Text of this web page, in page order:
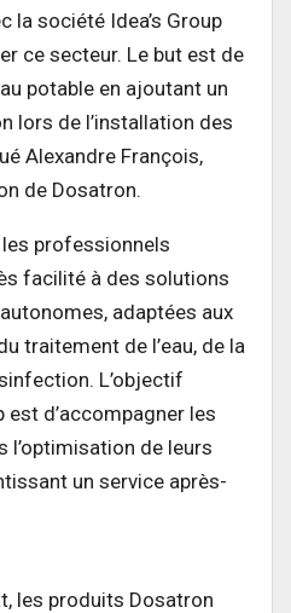
la société Idea’s Group
ce secteur. Le but est de
potable en ajoutant un
lors de l’installation des
Alexandre François,
de Dosatron.
professionnels
facilité à des solutions
adaptées aux
traitement de l’eau, de la
L’objectif
est d’accompagner les
l’optimisation de leurs
un service après-
les produits Dosatron